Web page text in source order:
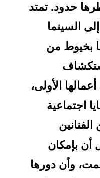
حدود. تمتد
السينما
بخيوط من
الأولى،
اجتماعية
أن بإمكان
وأن دورها